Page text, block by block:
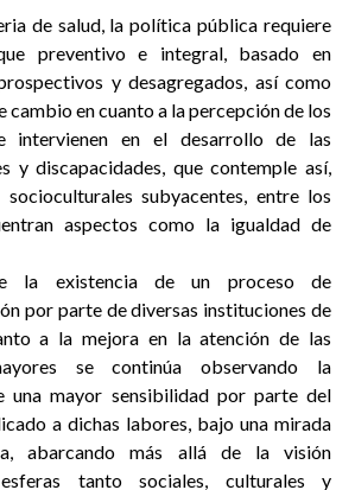
de salud, la política pública requiere
preventivo e integral, basado en
y desagregados, así como
cambio en cuanto a la percepción de los
intervienen en el desarrollo de las
y discapacidades, que contemple así,
socioculturales subyacentes, entre los
aspectos como la igualdad de
la existencia de un proceso de
por parte de diversas instituciones de
a la mejora en la atención de las
se continúa observando la
una mayor sensibilidad por parte del
a dichas labores, bajo una mirada
abarcando más allá de la visión
tanto sociales, culturales y